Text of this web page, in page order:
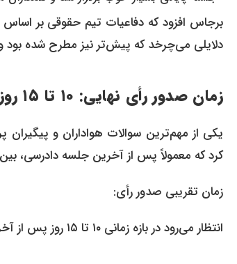
برجاس افزود که دفاعیات تیم حقوقی بر
دلایلی می‌چرخد که پیش‌تر نیز مطرح شده بود
زمان صدور رأی نهایی: ۱۰ تا ۱۵ روز دیگر
یکی از مهم‌ترین سوالات هواداران و پیگیران
کرد که معمولاً پس از آخرین جلسه دادرسی، بین ۱۰ تا ۱۵ روز زمان لازم است تا رأی نهایی صادر و ابلاغ شود.
زمان تقریبی صدور رأی:
انتظار می‌رود در بازه زمانی ۱۰ تا ۱۵ روز پس از آخرین جلسه، خبر صدور رأی نهایی در پرونده پژمان جمشیدی منتشر شود.